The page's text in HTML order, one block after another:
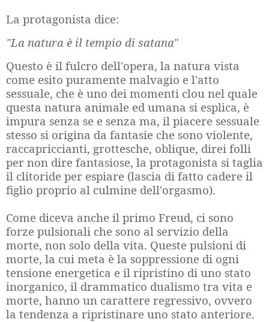
La protagonista dice:
"La natura è il tempio di satana"
Questo è il fulcro dell'opera, la natura vista
come esito puramente malvagio e l'atto
sessuale, che è uno dei momenti clou nel quale
questa natura animale ed umana si esplica, è
impura senza se e senza ma, il piacere sessuale
stesso si origina da fantasie che sono violente,
raccapriccianti, grottesche, oblique, direi folli
per non dire fantasiose, la protagonista si taglia
il clitoride per espiare (lascia di fatto cadere il
figlio proprio al culmine dell'orgasmo).
Come diceva anche il primo Freud, ci sono
forze pulsionali che sono al servizio della
morte, non solo della vita. Queste pulsioni di
morte, la cui meta è la soppressione di ogni
tensione energetica e il ripristino di uno stato
inorganico, il drammatico dualismo tra vita e
morte, hanno un carattere regressivo, ovvero
la tendenza a ripristinare uno stato anteriore.